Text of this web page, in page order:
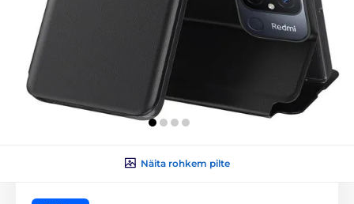
Näita rohkem pilte